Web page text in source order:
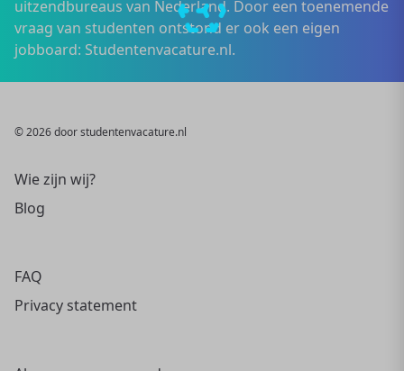
uitzendbureaus van Nederland. Door een toenemende
vraag van studenten ontstond er ook een eigen
jobboard: Studentenvacature.nl.
© 2026 door studentenvacature.nl
Wie zijn wij?
Blog
FAQ
Privacy statement